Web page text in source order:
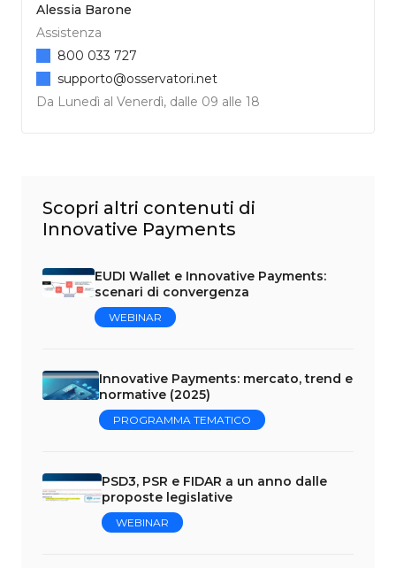
Alessia Barone
Assistenza
Da Lunedì al Venerdì, dalle 09 alle 18
800 033 727
supporto@osservatori.net
Scopri altri contenuti di
Innovative Payments
EUDI Wallet e Innovative Payments:
scenari di convergenza
WEBINAR
Innovative Payments: mercato, trend e
normative (2025)
PROGRAMMA TEMATICO
PSD3, PSR e FIDAR a un anno dalle
proposte legislative
WEBINAR